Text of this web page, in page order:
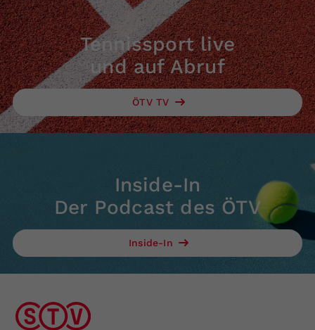
Tennissport live
und auf Abruf
ÖTV TV
Inside-In
Der Podcast des ÖTV
Inside-In